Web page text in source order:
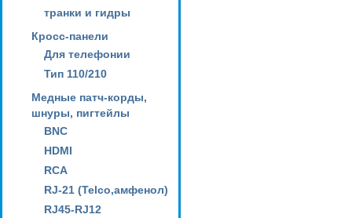
транки и гидры
Кросс-панели
Для телефонии
Тип 110/210
Медные патч-корды,
шнуры, пигтейлы
BNC
HDMI
RCA
RJ-21 (Telco,амфенол)
RJ45-RJ12